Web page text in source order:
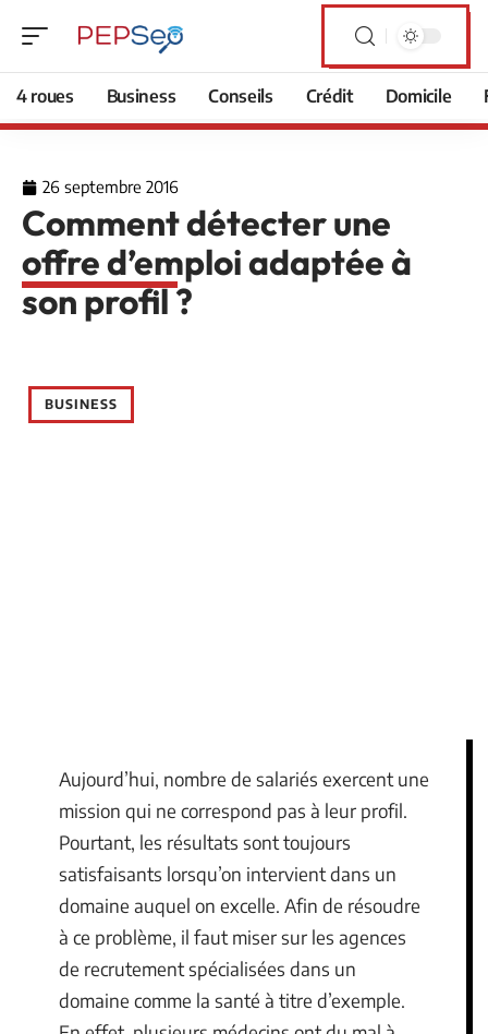
4 roues Business Conseils Crédit Domicile
26 septembre 2016
Comment détecter une
offre d’emploi adaptée à
son profil ?
BUSINESS
Aujourd’hui, nombre de salariés exercent une
mission qui ne correspond pas à leur profil.
Pourtant, les résultats sont toujours
satisfaisants lorsqu’on intervient dans un
domaine auquel on excelle. Afin de résoudre
à ce problème, il faut miser sur les agences
de recrutement spécialisées dans un
domaine comme la santé à titre d’exemple.